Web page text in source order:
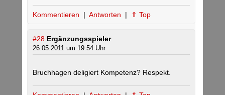
Kommentieren | Antworten | ⇑ Top
#28 Ergänzungsspieler
26.05.2011 um 19:54 Uhr
Bruchhagen deligiert Kompetenz? Respekt.